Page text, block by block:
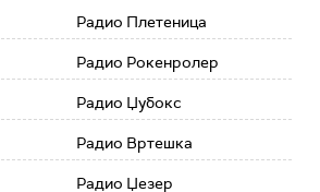
Радио Плетеница
Радио Рокенролер
Радио Џубокс
Радио Вртешка
Радио Џезер